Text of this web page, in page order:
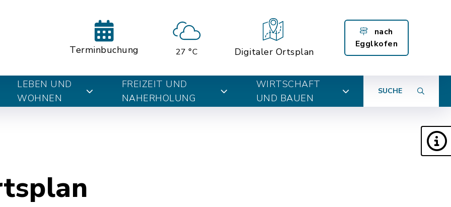
Terminbuchung 27 °C Digitaler Ortsplan
nach
Egglkofen
LEBEN UND
WOHNEN
FREIZEIT UND
NAHERHOLUNG
WIRTSCHAFT
UND BAUEN
SUCHE